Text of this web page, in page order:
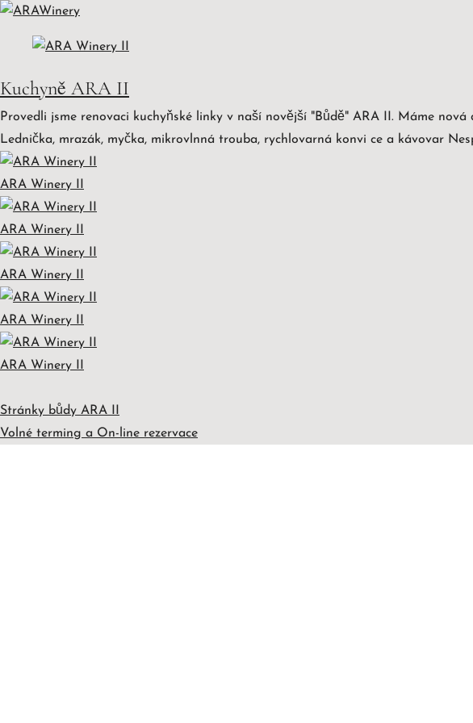
Kuchyně ARA II
Provedli jsme renovaci kuchyňské linky v naší novější "Bůdě" ARA II. Máme
Lednička, mrazák, myčka, mikrovlnná trouba, rychlovarná konvi ce a kávovar
ARA Winery II
ARA Winery II
ARA Winery II
ARA Winery II
ARA Winery II
Stránky bůdy ARA II
Volné terming a On-line rezervace